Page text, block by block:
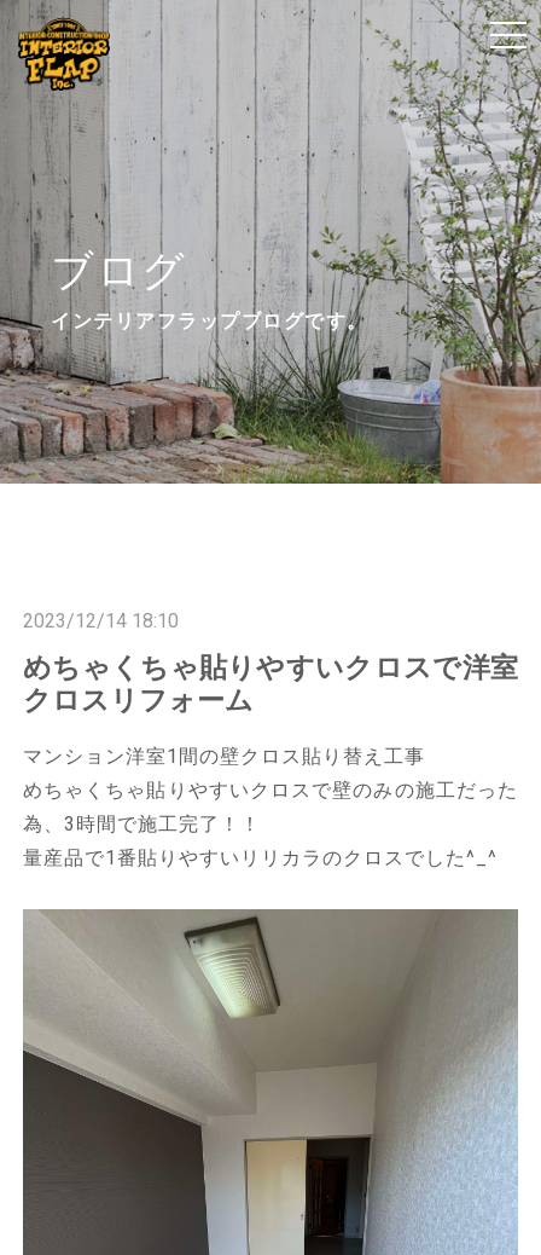
ブログ
インテリアフラップブログです。
2023/12/14 18:10
めちゃくちゃ貼りやすいクロスで洋室
クロスリフォーム
マンション洋室1間の壁クロス貼り替え工事
めちゃくちゃ貼りやすいクロスで壁のみの施工だった
為、3時間で施工完了！！
量産品で1番貼りやすいリリカラのクロスでした^_^
t
o
g
g
l
e
n
a
v
i
g
a
t
t
o
g
g
l
e
n
a
v
i
g
a
t